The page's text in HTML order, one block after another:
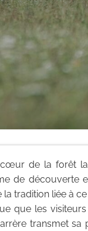
de la forêt
de découverte
tradition liée à
que les
transmet